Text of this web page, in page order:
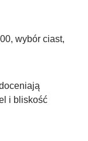
wybór ciast,
i bliskość